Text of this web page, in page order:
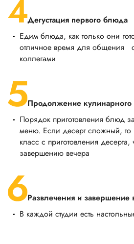
Дегустация первого блюда
Едим блюда, как только они
отличное время для общения
коллегами
Продолжение
Порядок приготовления блюд
меню. Если десерт сложный, то
класс с приготовления десерта,
завершению вечера
Развлечения и завершение
В каждой студии есть